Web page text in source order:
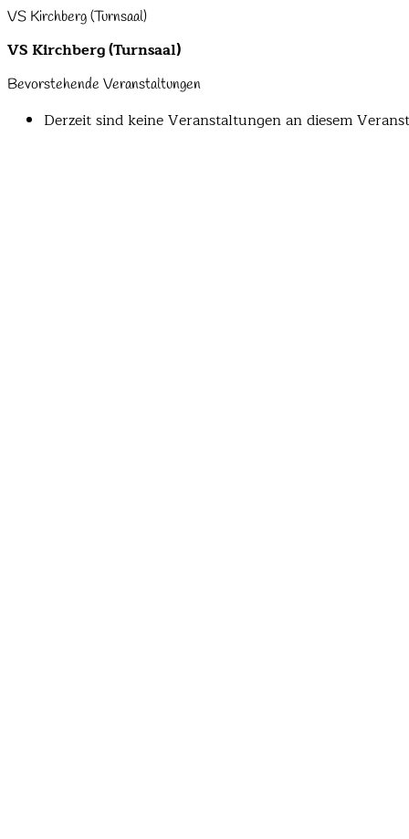
VS Kirchberg (Turnsaal)
VS Kirchberg (Turnsaal)
Bevorstehende Veranstaltungen
Derzeit sind keine Veranstaltungen an diesem